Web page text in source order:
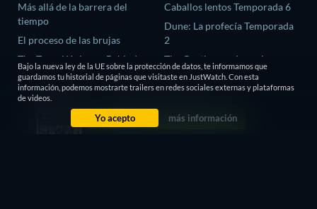
Más allá de la barrera del
tiempo
El proceso de las brujas
The Trace We Leave Behind
El ex-preso de Corea
Caballos lentos Temporada 6
Dune: La profecía Temporada
2
The Gentlemen: La serie
Temporada 2
El amor es ciego: Reino Unido
Bajo la nueva ley de la UE sobre la protección de datos, te informamos que
guardamos tu historial de páginas que visitaste en JustWatch. Con esta
información, podemos mostrarte trailers en redes sociales externas y plataformas
de videos.
Yo acepto más información